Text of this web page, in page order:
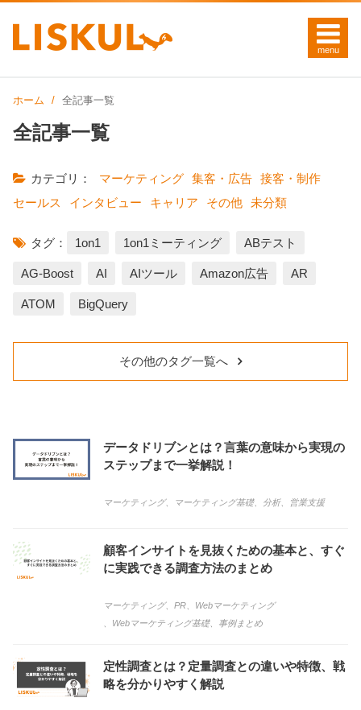
ホーム 全記事一覧
全記事一覧
カテゴリ： マーケティング 集客・広告 接客・制作
セールス
インタビュー キャリア その他 未分類
タグ： 1on1 1on1ミーティング ABテスト
AG-Boost AI AIツール Amazon広告 AR
ATOM BigQuery
その他のタグ一覧へ
データドリブンとは？言葉の意味から実現の
ステップまで一挙解説！
マーケティング、 マーケティング基礎、 分析、 営業支援
顧客インサイトを見抜くための基本と、すぐ
に実践できる調査方法のまとめ
マーケティング、 PR
Webマーケティング
Webマーケティング基礎、 事例まとめ
定性調査とは？定量調査との違いや特徴、戦
略を分かりやすく解説